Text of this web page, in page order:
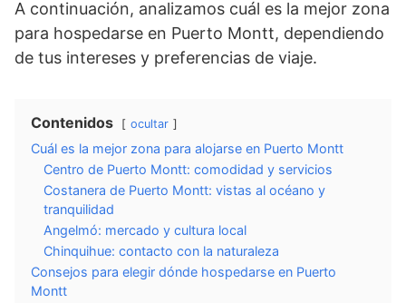
A continuación, analizamos cuál es la mejor zona
para hospedarse en Puerto Montt, dependiendo
de tus intereses y preferencias de viaje.
Contenidos ocultar
Cuál es la mejor zona para alojarse en Puerto Montt
Centro de Puerto Montt: comodidad y servicios
Costanera de Puerto Montt: vistas al océano y
tranquilidad
Angelmó: mercado y cultura local
Chinquihue: contacto con la naturaleza
Consejos para elegir dónde hospedarse en Puerto
Montt